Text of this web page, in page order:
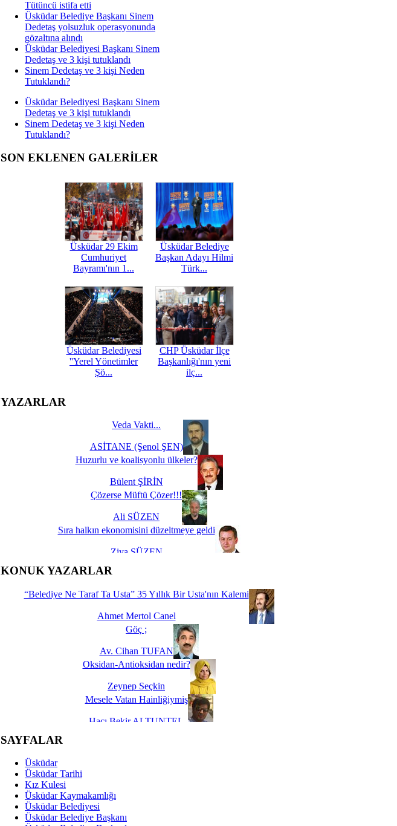
Tütüncü istifa etti
Üsküdar Belediye Başkanı Sinem
Dedetaş yolsuzluk operasyonunda
gözaltına alındı
Üsküdar Belediyesi Başkanı Sinem
Dedetaş ve 3 kişi tutuklandı
Sinem Dedetaş ve 3 kişi Neden
Tutuklandı?
Üsküdar Belediyesi Başkanı Sinem
Dedetaş ve 3 kişi tutuklandı
Sinem Dedetaş ve 3 kişi Neden
Tutuklandı?
SON EKLENEN GALERİLER
Üsküdar 29 Ekim
Cumhuriyet
Bayramı'nın 1...
Üsküdar Belediye
Başkan Adayı Hilmi
Türk...
Üsküdar Belediyesi
''Yerel Yönetimler
Şö...
CHP Üsküdar İlçe
Başkanlığı'nın yeni
ilç...
YAZARLAR
Veda Vakti...
ASİTANE (Şenol ŞEN)
Huzurlu ve koalisyonlu ülkeler?
Bülent ŞİRİN
Çözerse Müftü Çözer!!!
Ali SÜZEN
Sıra halkın ekonomisini düzeltmeye geldi
Ziya SÜZEN
İşte Biz buyuz...
KONUK YAZARLAR
“Belediye Ne Taraf Ta Usta” 35 Yıllık Bir Usta'nın Kalemi
Ahmet Mertol Canel
Göç ;
Av. Cihan TUFAN
Oksidan-Antioksidan nedir?
Zeynep Seçkin
Mesele Vatan Hainliğiymiş
Hacı Bekir ALTUNTEL
Dünya Fani, Ama Kısa Bir Süre De Olsa Burdayız
Savaş ŞENEL
Hukukun Adaleti Kalmadı Üstadım!
SAYFALAR
Üsküdar
Üsküdar Tarihi
Kız Kulesi
Üsküdar Kaymakamlığı
Üsküdar Belediyesi
Üsküdar Belediye Başkanı